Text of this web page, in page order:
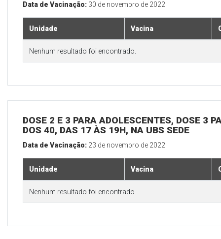
Data de Vacinação: 30 de novembro de 2022
Unidade Vacina
Nenhum resultado foi encontrado.
DOSE 2 E 3 PARA ADOLESCENTES, DOSE 3
DOS 40, DAS 17 ÀS 19H, NA UBS SEDE
Data de Vacinação: 23 de novembro de 2022
Unidade Vacina
Nenhum resultado foi encontrado.